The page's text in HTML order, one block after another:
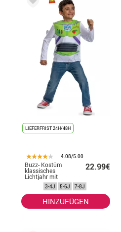
LIEFERFRIST 24H/48H
4.08/5.00
Buzz- Kostüm
klassisches
Lichtjahr mit
Flügeln für
22.99€
3-4J 5-6J 7-8J
HINZUFÜGEN